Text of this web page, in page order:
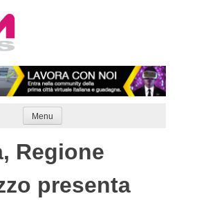
Menu
Regione
presenta